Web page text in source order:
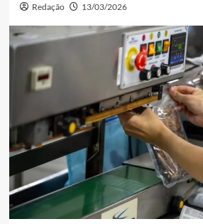
Redação 13/03/2026